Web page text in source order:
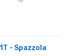
- Spazzola